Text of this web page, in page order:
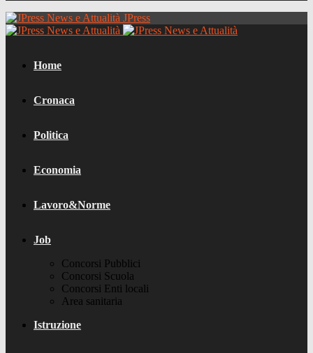
JPress
Home
Cronaca
Politica
Economia
Lavoro&Norme
Job
Concorsi Pubblici
Concorsi Scuola
Concorsi Enti locali
Area sanitaria
Istruzione